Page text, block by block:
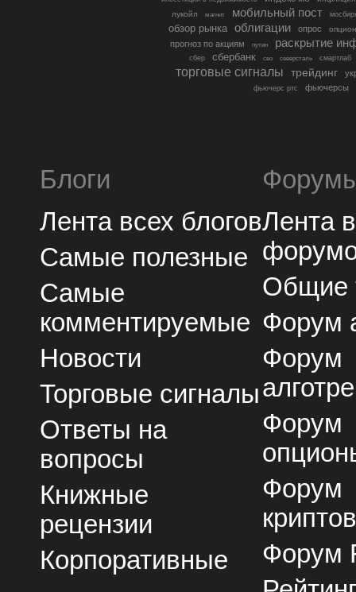
лукойл
магнит мобильный пост
обзор рынка облигации опрос
прогноз по акциям путин раскрытие
сбер сбербанк сво северсталь смартлаб
торговые сигналы трейдинг
фьючерс ртс фьючерсы
Блоги
Лента всех блогов
Самые полезные
Самые
комментируемые
Новости
Торговые сигналы
Ответы на
вопросы
Книжные
рецензии
Корпоративные
Лента
Общие
Форум
Форум
Форум
Форум
Форум